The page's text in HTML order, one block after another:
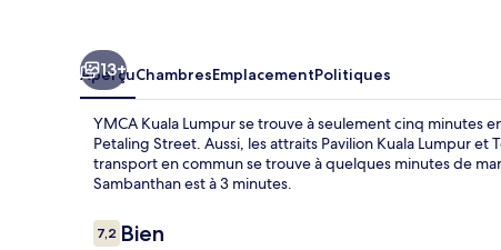
13+
AperçuChambresEmplacementPolitiques
YMCA Kuala Lumpur se trouve à seulement cinq minutes
Petaling Street. Aussi, les attraits Pavilion Kuala Lumpur
transport en commun se trouve à quelques minutes de
Sambanthan est à 3 minutes.
Avis
7,27,2 sur 10 –
Bien